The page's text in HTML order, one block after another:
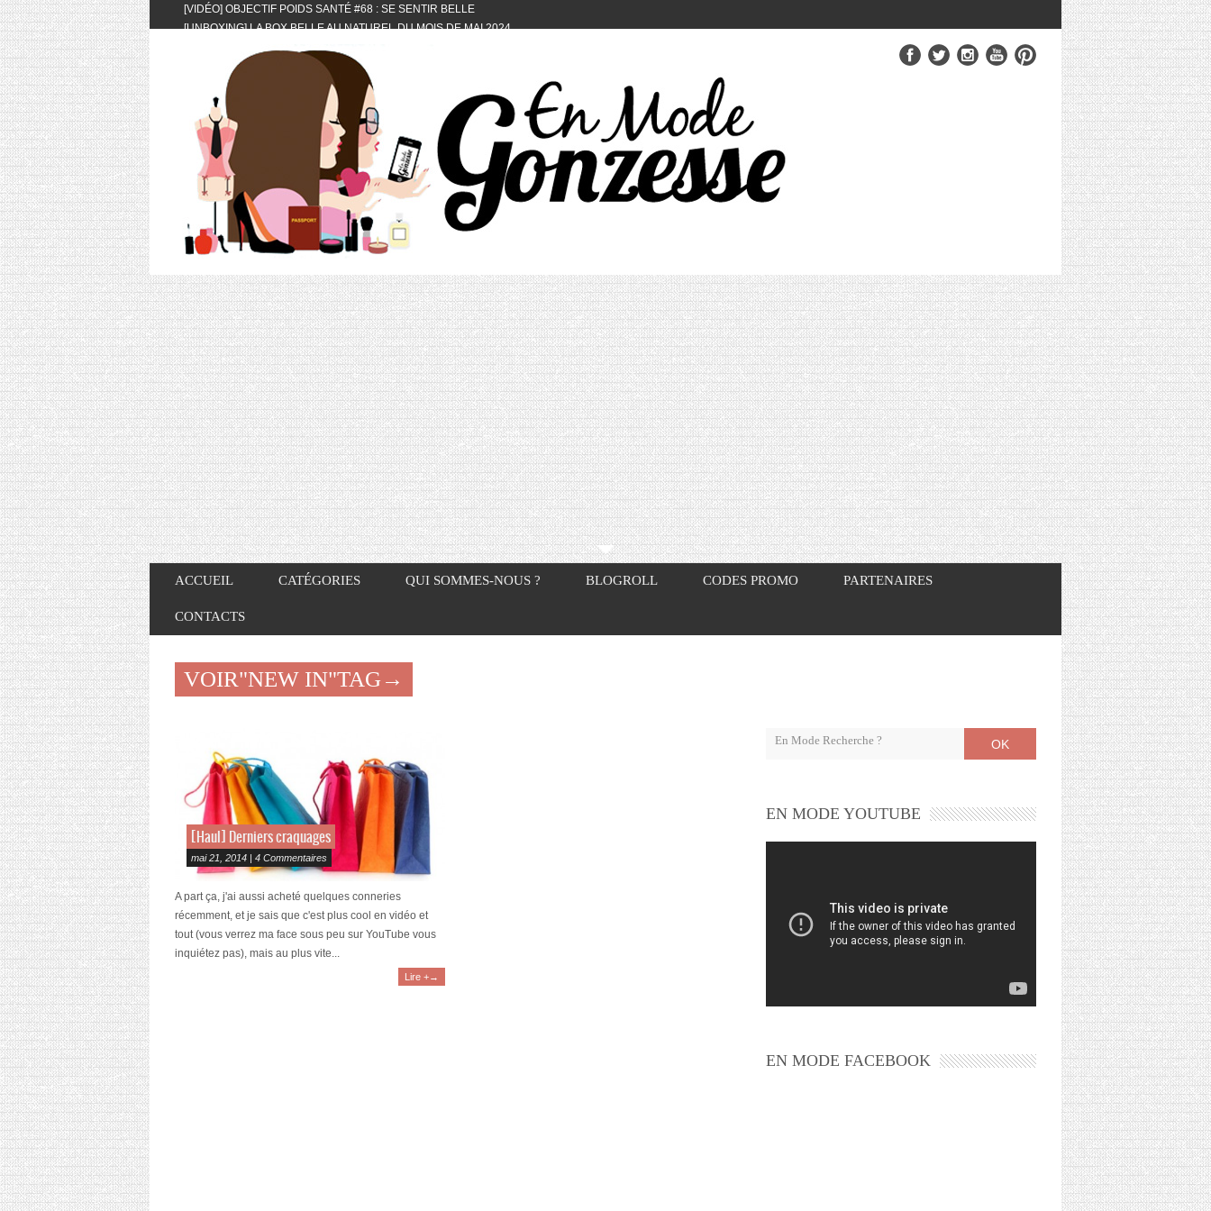
[VIDÉO] OBJECTIF POIDS SANTÉ #68 : SE SENTIR BELLE
[UNBOXING] LA BOX BELLE AU NATUREL DU MOIS DE MAI 2024
FEAT. AKILA
[VIDÉO] LA SÉLECTION DU MOIS #AVRIL2024
[VIDÉO] QUITOQUE #10 : MEAL PREP & CONVIVIALITÉ
[VIDÉO] UNBOXING : LES MY LITTLE & BIOTYFULL BOX DU MOIS D’AVRIL
2024 FEAT. AKILA
[VIDÉO] OBJECTIF POIDS SANTÉ #67 : L’AVIS DES AUTRES, CE N’EST QUE LA
VIE DES AUTRES
[VIDÉO] UNBOXING : LES MY LITTLE & BIOTYFULL BOX DES MOIS DE
FÉVRIER ET MARS 2024 FEAT. AKILA
[VIDÉO] LA SÉLECTION DU MOIS #JANVIER2024
[VIDÉO] HELLOFRESH #34 : IDÉES RECETTES RISOTTO
ACCUEIL CATÉGORIES QUI SOMMES-NOUS ? BLOGROLL CODES PROMO PARTENAIRES
CONTACTS
VOIR"NEW IN"TAG→
[Haul] Derniers craquages
mai 21, 2014 | 4 Commentaires
A part ça, j'ai aussi acheté quelques conneries
récemment, et je sais que c'est plus cool en vidéo et
tout (vous verrez ma face sous peu sur YouTube vous
inquiétez pas), mais au plus vite...
Lire +→
OK
EN MODE YOUTUBE
EN MODE FACEBOOK